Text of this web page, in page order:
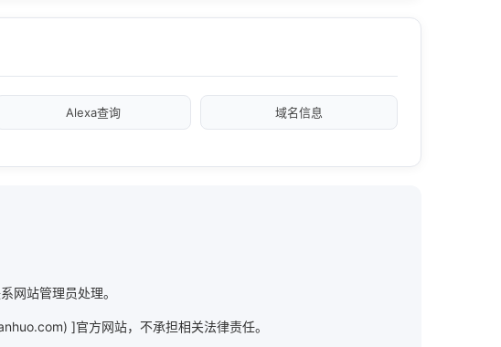
Alexa查询 域名信息
网站管理员处理。
]官方网站，不承担相关法律责任。